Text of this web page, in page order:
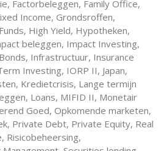
Factorbeleggen, Family Office,
Income, Grondsroffen,
High Yield, Hypotheken,
beleggen, Impact Investing,
Infrastructuur, Insurance
Investing, IORP II, Japan,
Kredietcrisis, Lange termijn
Loans, MIFID II, Monetair
Goed, Opkomende marketen,
Private Debt, Private Equity, Real
Risicobeheersing,